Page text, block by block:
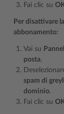
Fai clic su
Per disattivare
abbonamento:
Vai su
posta.
spam di
dominio.
Fai clic su